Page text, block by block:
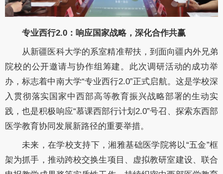
专业西行2.0：响应国家战略，深化合作共赢
从新疆医科大学的系室精准帮扶，到面向疆内外兄弟
院校的公开邀请与协作组筹建。此次调研活动的成功举
办，标志着中南大学“专业西行2.0”正式启航。这是学校深
入贯彻落实国家中西部高等教育振兴战略部署的生动实
践，也是积极响应“慕课西部行计划2.0”号召、探索东西部
医学教育协同发展新路径的重要举措。
未来，在学校支持下，湘雅基础医学院将以“五金”框
架为抓手，推动跨校交换生项目、虚拟教研室建设、联合